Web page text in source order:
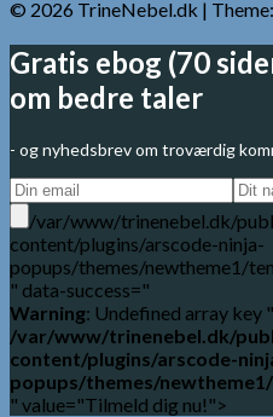
© 2026 TrineNebel.dk | Theme:
Gratis ebog (70
om bedre taler
- og nyhedsbrev om troværdig
/var/www/trinenebel.dk/
content/plugins/arscode-ninja-
popups/themes/newtheme1/
" data-success="
Warning: Undefined array key
/var/www/trinenebel.dk/
content/plugins/arscode-
popups/themes/
" value="Tilmeld dig nu!">